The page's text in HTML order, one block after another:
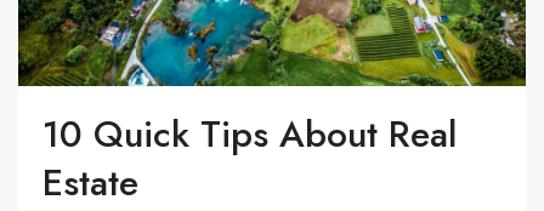
10 Quick Tips About Real
Estate